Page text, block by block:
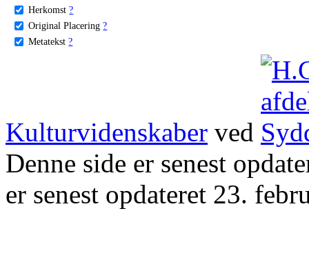
Herkomst ?
Original Placering ?
Metatekst ?
Kulturvidenskaber ved
Denne side er senest
er senest opdateret 23.